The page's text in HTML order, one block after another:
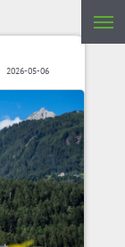
2026-05-06